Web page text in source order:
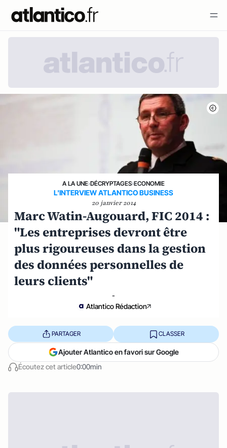
A LA UNE›DÉCRYPTAGES›ECONOMIE
L'INTERVIEW ATLANTICO BUSINESS
20 janvier 2014
Marc Watin-Augouard, FIC 2014 :
"Les entreprises devront être
plus rigoureuses dans la gestion
des données personnelles de
leurs clients"
-
Atlantico Rédaction
Écoutez cet article0:00min
PARTAGER CLASSER
Ajouter Atlantico en favori sur Google